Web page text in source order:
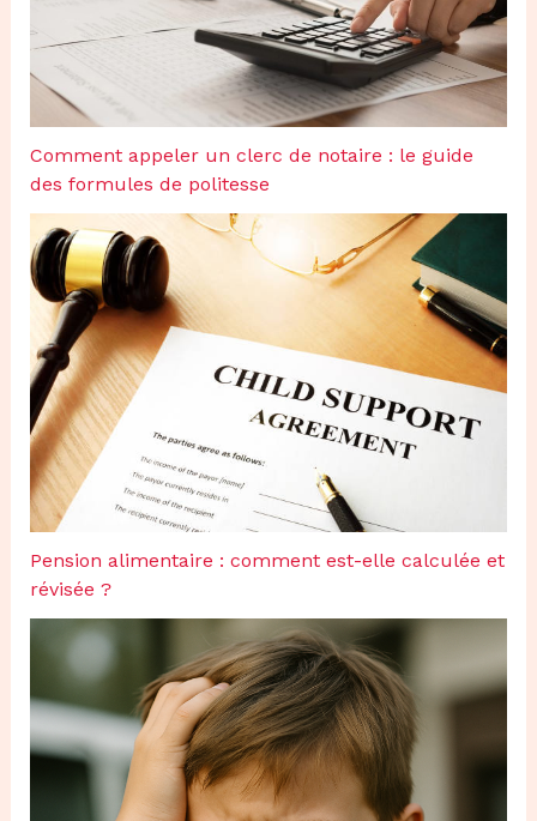
Comment appeler un clerc de notaire : le guide
des formules de politesse
Pension alimentaire : comment est-elle calculée et
révisée ?